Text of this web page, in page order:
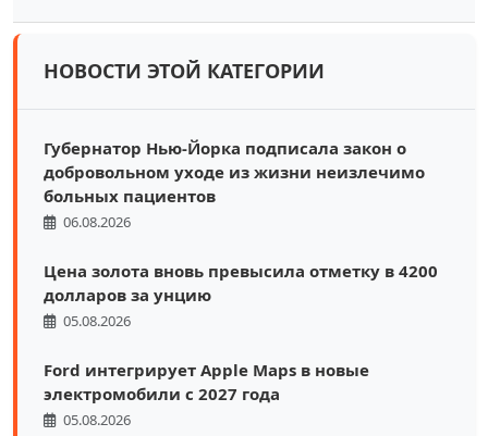
НОВОСТИ ЭТОЙ КАТЕГОРИИ
Губернатор Нью-Йорка подписала закон о
добровольном уходе из жизни неизлечимо
больных пациентов
06.08.2026
Цена золота вновь превысила отметку в 4200
долларов за унцию
05.08.2026
Ford интегрирует Apple Maps в новые
электромобили с 2027 года
05.08.2026